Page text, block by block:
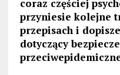
coraz częściej
przyniesie kolejne
przepisach i
dotyczący